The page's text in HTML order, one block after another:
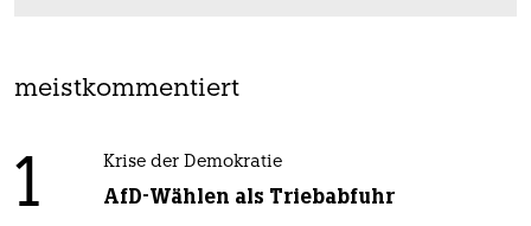
meistkommentiert
1 Krise der Demokratie
AfD-Wählen als Triebabfuhr